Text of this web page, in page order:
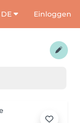
DE Einloggen